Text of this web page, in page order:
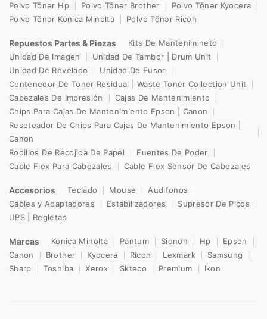
Polvo Tōnər Hp
Polvo Tōnər Brother
Polvo Tōnər Kyocera
Polvo Tōnər Konica Minolta
Polvo Tōnər Ricoh
Repuestos Partes & Piezas
Kits De Mantenimineto
Unidad De Imagen
Unidad De Tambor | Drum Unit
Unidad De Revelado
Unidad De Fusor
Contenedor De Toner Residual | Waste Toner Collection Unit
Cabezales De Impresión
Cajas De Mantenimiento
Chips Para Cajas De Mantenimiento Epson | Canon
Reseteador De Chips Para Cajas De Mantenimiento Epson |
Canon
Rodillos De Recojida De Papel
Fuentes De Poder
Cable Flex Para Cabezales
Cable Flex Sensor De Cabezales
Accesorios Teclado Mouse
Audifonos
Cables y Adaptadores
Estabilizadores
Supresor De Picos
UPS | Regletas
Marcas Konica Minolta Pantum Sidnoh Hp
Epson
Canon
Brother Kyocera Ricoh Lexmark
Samsung
Sharp
Toshiba Xerox Skteco Premium Ikon